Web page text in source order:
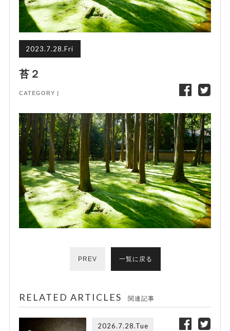
2023.7.28.Fri
苔２
CATEGORY |
PREV 一覧に戻る
RELATED ARTICLES 関連記事
2026.7.28.Tue